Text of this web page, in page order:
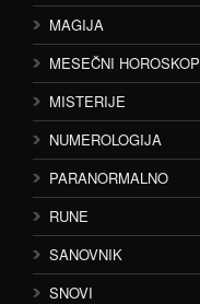
MAGIJA
MESEČNI HOROSKOP
MISTERIJE
NUMEROLOGIJA
PARANORMALNO
RUNE
SANOVNIK
SNOVI